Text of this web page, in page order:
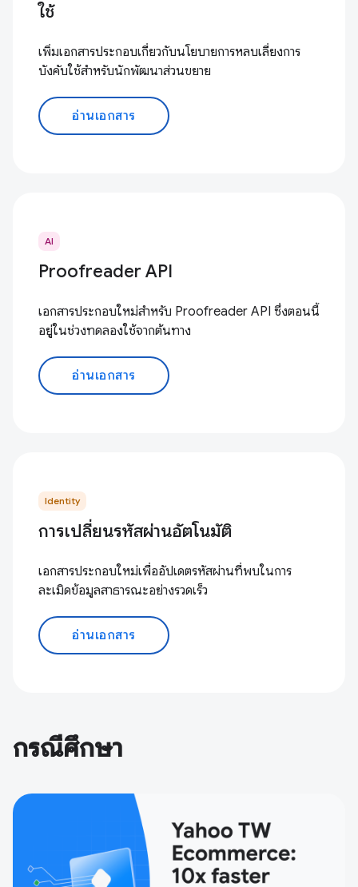
ใช้
เพิ่มเอกสารประกอบเกี่ยวกับนโยบายการหลบเลี่ยงการ
บังคับใช้สำหรับนักพัฒนาส่วนขยาย
อ่านเอกสาร
AI
Proofreader API
เอกสารประกอบใหม่สำหรับ Proofreader API ซึ่งตอนนี้
อยู่ในช่วงทดลองใช้จากต้นทาง
อ่านเอกสาร
Identity
การเปลี่ยนรหัสผ่านอัตโนมัติ
เอกสารประกอบใหม่เพื่ออัปเดตรหัสผ่านที่พบในการ
ละเมิดข้อมูลสาธารณะอย่างรวดเร็ว
อ่านเอกสาร
กรณีศึกษา